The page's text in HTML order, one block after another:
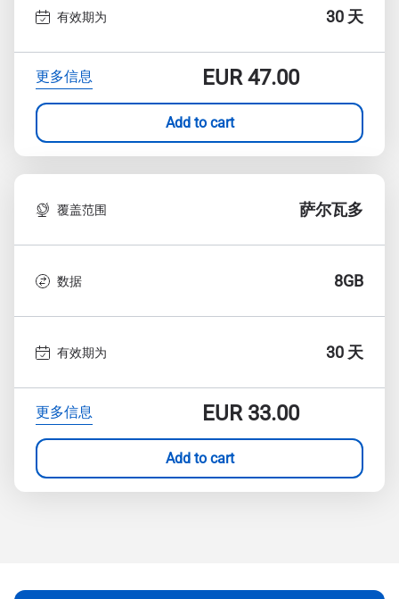
有效期为 30 天
更多信息 EUR47.00
Add to cart
覆盖范围 萨尔瓦多
数据 8GB
有效期为 30 天
更多信息 EUR33.00
Add to cart